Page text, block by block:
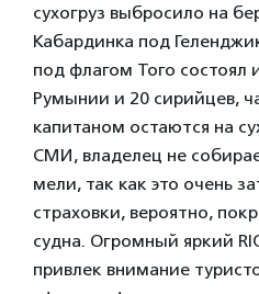
сухогруз выбросило на
Кабардинка под
под флагом Того состоял
Румынии и 20 сирийцев,
капитаном остаются на
СМИ, владелец не
мели, так как это очень
страховки, вероятно,
судна. Огромный яркий
привлек внимание